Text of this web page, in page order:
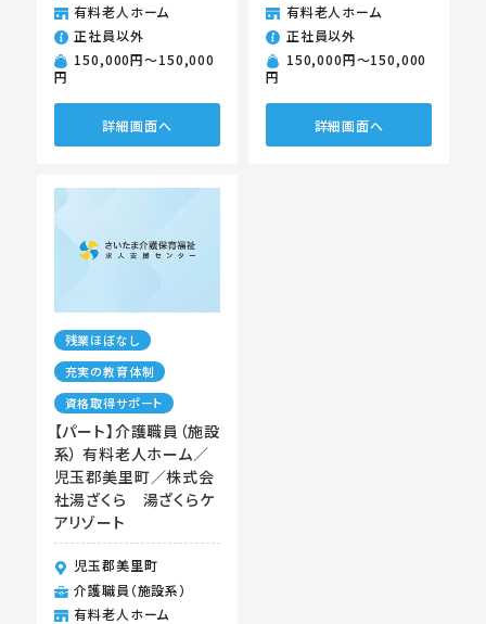
有料老人ホーム
正社員以外
150,000円〜150,000
円
詳細画面へ
有料老人ホーム
正社員以外
150,000円〜150,000
円
詳細画面へ
残業ほぼなし
充実の教育体制
資格取得サポート
【パート】介護職員（施設
系） 有料老人ホーム／
児玉郡美里町／株式会
社湯ざくら 湯ざくらケ
アリゾート
児玉郡美里町
介護職員（施設系）
有料老人ホーム